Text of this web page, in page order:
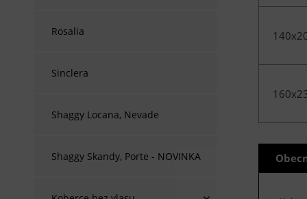
Rosalia
Sinclera
Shaggy Locana, Nevade
Shaggy Skandy, Porte - NOVINKA